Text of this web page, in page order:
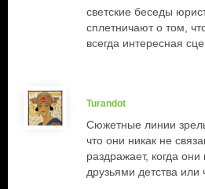
светские беседы
сплетничают о том,
всегда интересная
Turandot
Сюжетные линии
что они никак не
раздражает, когда
друзьями детства или